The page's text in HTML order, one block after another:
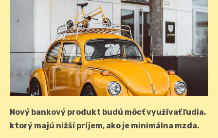
Nový bankový produkt budú môcť využívať ľudia,
ktorý majú nižší príjem, ako je minimálna mzda.